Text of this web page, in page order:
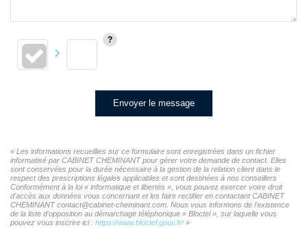
Envoyer le message
« Les informations recueillies sur ce formulaire sont enregistrées dans un fichier
informatisé par CABINET CHEMINANT pour gérer votre demande de contact. Elles
sont conservées pour la durée nécessaire à la gestion de la relation client dans le
respect des prescriptions légales applicables et sont destinées à nos conseillers
Conformément à la loi « informatique et libertés », vous pouvez exercer votre droit
d'accès aux données vous concernant et les faire rectifier en contactant CABINET
CHEMINANT contact@cabinet-cheminant.com. Nous vous informons de l'existence
de la liste d'opposition au démarchage téléphonique « Bloctel », sur laquelle vous
pouvez vous inscrire ici : https://www.bloctel.gouv.fr/»